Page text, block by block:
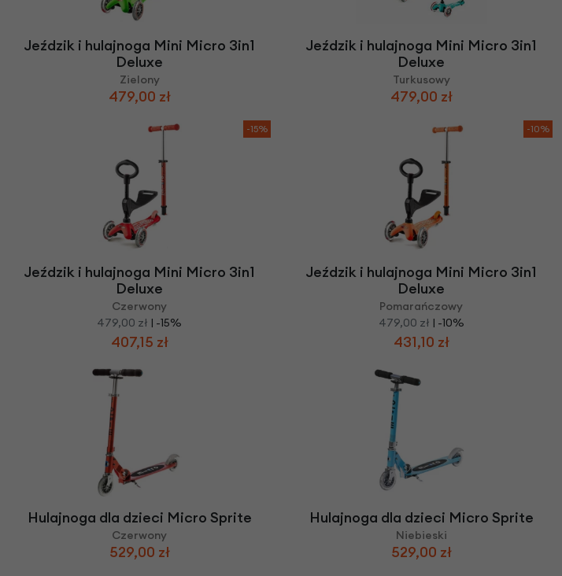
Jeździk i hulajnoga Mini Micro 3in1
Deluxe
Zielony
479,00 zł
Jeździk i hulajnoga Mini Micro 3in1
Deluxe
Turkusowy
479,00 zł
-15%
Jeździk i hulajnoga Mini Micro 3in1
Deluxe
Czerwony
479,00 zł | -15%
407,15 zł
-10%
Jeździk i hulajnoga Mini Micro 3in1
Deluxe
Pomarańczowy
479,00 zł | -10%
431,10 zł
Hulajnoga dla dzieci Micro Sprite
Czerwony
529,00 zł
Hulajnoga dla dzieci Micro Sprite
Niebieski
529,00 zł